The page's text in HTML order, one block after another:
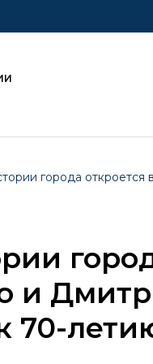
города
и
70-